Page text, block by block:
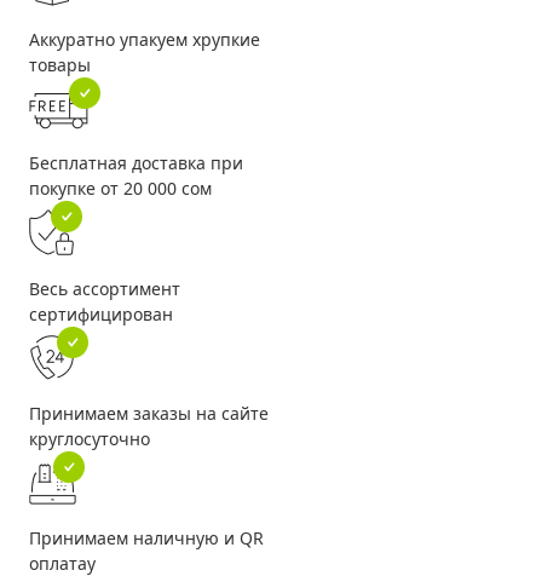
Аккуратно упакуем хрупкие
товары
Бесплатная доставка при
покупке от 20 000 сом
Весь ассортимент
сертифицирован
Принимаем заказы на сайте
круглосуточно
Принимаем наличную и QR
оплатау